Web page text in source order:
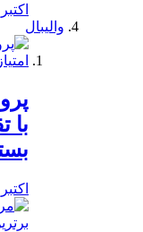
اکتبر 12, 2019
والیبال
با
اکتبر 17, 2019